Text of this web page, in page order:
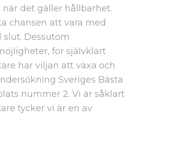
det gäller hållbarhet.
chansen att vara med
slut. Dessutom
för självklart
har viljan att växa och
Sveriges Bästa
nummer 2. Vi är såklart
tycker vi är en av